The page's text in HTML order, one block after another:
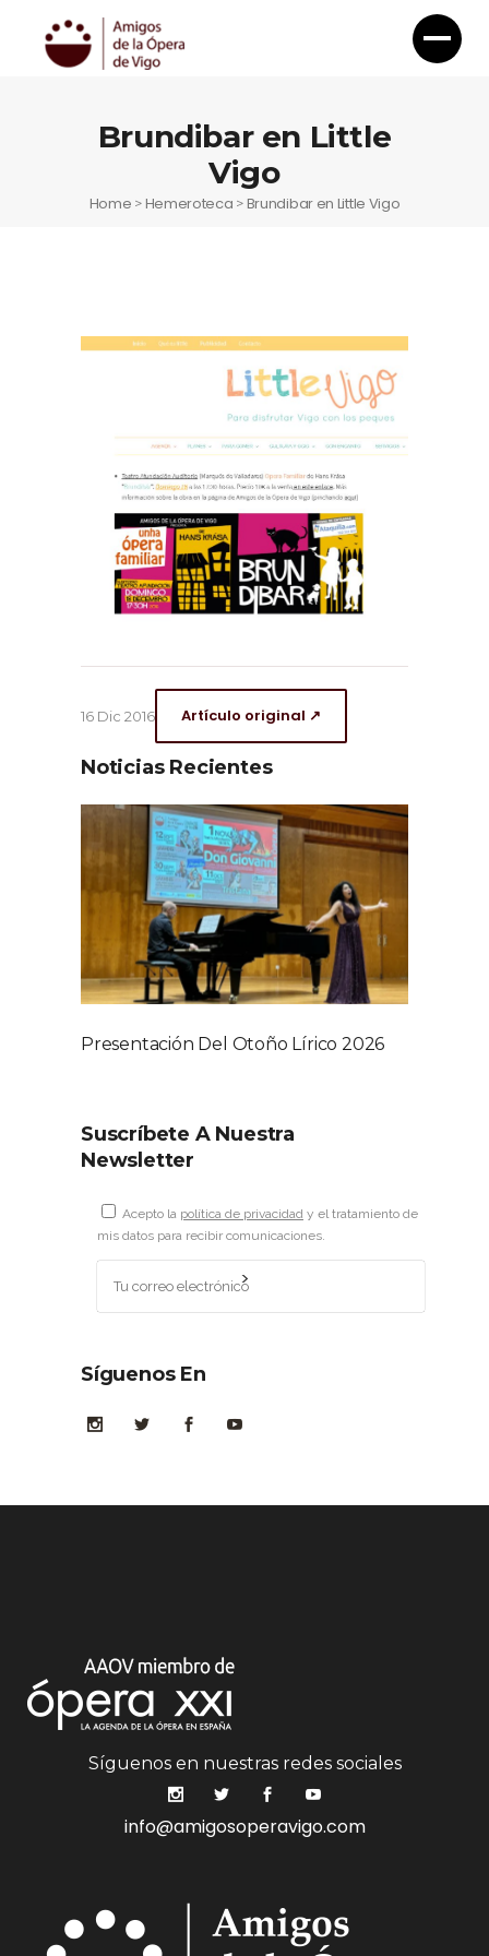
Brundibar en Little
Vigo
Home >Hemeroteca >Brundibar en Little Vigo
16 Dic 2016 Artículo original ↗
Noticias Recientes
Presentación Del Otoño Lírico 2026
Suscríbete A Nuestra
Newsletter
Acepto la política de privacidad y el tratamiento de
mis datos para recibir comunicaciones.
Síguenos En
Síguenos en nuestras redes sociales
info@amigosoperavigo.com